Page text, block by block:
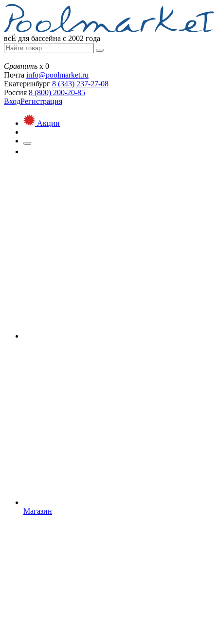
всЁ для бассейна с 2002 года
Сравнить х 0
Почта info@poolmarket.ru
Екатеринбург 8 (343) 237-27-08
Россия 8 (800) 200-20-85
ВходРегистрация
Акции
Магазин